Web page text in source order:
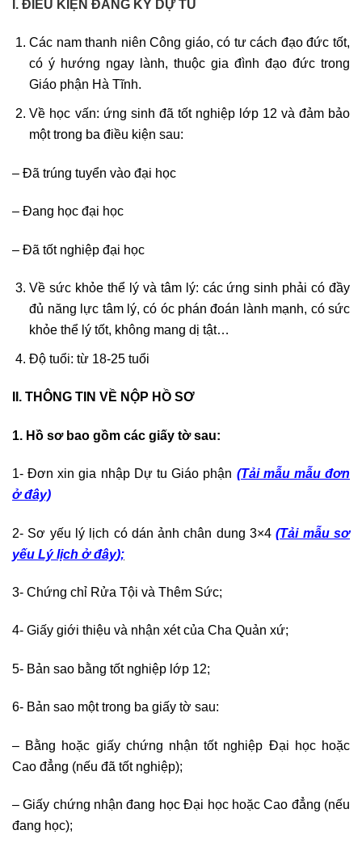
I. ĐIỀU KIỆN ĐĂNG KÝ DỰ TU
Các nam thanh niên Công giáo, có tư cách đạo đức tốt,
có ý hướng ngay lành, thuộc gia đình đạo đức trong
Giáo phận Hà Tĩnh.
Về học vấn: ứng sinh đã tốt nghiệp lớp 12 và đảm bảo
một trong ba điều kiện sau:
– Đã trúng tuyển vào đại học
– Đang học đại học
– Đã tốt nghiệp đại học
Về sức khỏe thể lý và tâm lý: các ứng sinh phải có đầy
đủ năng lực tâm lý, có óc phán đoán lành mạnh, có sức
khỏe thể lý tốt, không mang dị tật…
Độ tuổi: từ 18-25 tuổi
II. THÔNG TIN VỀ NỘP HỒ SƠ
1. Hồ sơ bao gồm các giấy tờ sau:
1- Đơn xin gia nhập Dự tu Giáo phận (Tải mẫu mẫu đơn
ở đây)
2- Sơ yếu lý lịch có dán ảnh chân dung 3×4(Tải mẫu sơ
yếu Lý lịch ở đây);
3- Chứng chỉ Rửa Tội và Thêm Sức;
4- Giấy giới thiệu và nhận xét của Cha Quản xứ;
5- Bản sao bằng tốt nghiệp lớp 12;
6- Bản sao một trong ba giấy tờ sau:
– Bằng hoặc giấy chứng nhận tốt nghiệp Đại học hoặc
Cao đẳng (nếu đã tốt nghiệp);
– Giấy chứng nhận đang học Đại học hoặc Cao đẳng (nếu
đang học);